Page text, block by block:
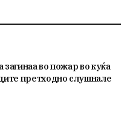
загинаа во пожар во куќа
претходно слушнале